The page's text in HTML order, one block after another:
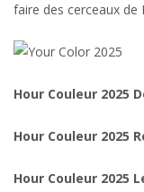
faire des cerceaux de
Hour Couleur 2025
Hour Couleur 2025
Hour Couleur 2025